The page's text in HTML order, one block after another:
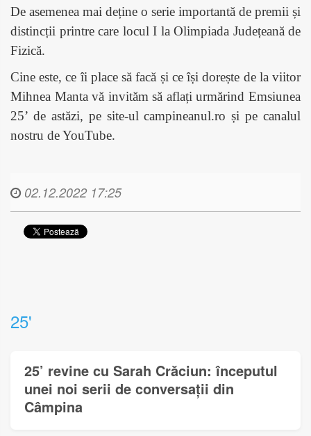
De asemenea mai deține o serie importantă de premii și
distincții printre care locul I la Olimpiada Județeană de
Fizică.
Cine este, ce îi place să facă și ce își dorește de la viitor
Mihnea Manta vă invităm să aflați urmărind Emsiunea
25’ de astăzi, pe site-ul campineanul.ro și pe canalul
nostru de YouTube.
02.12.2022 17:25
25'
25’ revine cu Sarah Crăciun: începutul
unei noi serii de conversații din
Câmpina